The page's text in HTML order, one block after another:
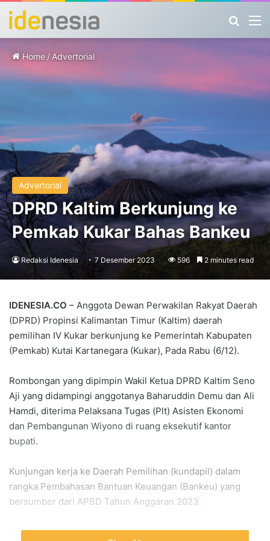
Home / Advertorial
Advertorial
DPRD Kaltim Berkunjung ke
Pemkab Kukar Bahas Bankeu
Redaksi Idenesia 7 Desember 2023 596 2 minutes read
IDENESIA.CO – Anggota Dewan Perwakilan Rakyat Daerah
(DPRD) Propinsi Kalimantan Timur (Kaltim) daerah
pemilihan IV Kukar berkunjung ke Pemerintah Kabupaten
(Pemkab) Kutai Kartanegara (Kukar), Pada Rabu (6/12).
Rombongan yang dipimpin Wakil Ketua DPRD Kaltim Seno
Aji yang didampingi anggotanya Baharuddin Demu dan Ali
Hamdi, diterima Pelaksana Tugas (Plt) Asisten Ekonomi
dan Pembangunan Wiyono di ruang eksekutif kantor
bupati.
Kunjungan kerja ke Daerah Pemilihan (kundapil) dalam
rangka Pembahasan Bantuan Keuangan (Bankeu) yang
bersumber dari APBD Tahun Anggaran 2023.
Turut hadir dalam pertemuan itu perwakilan Organisasi